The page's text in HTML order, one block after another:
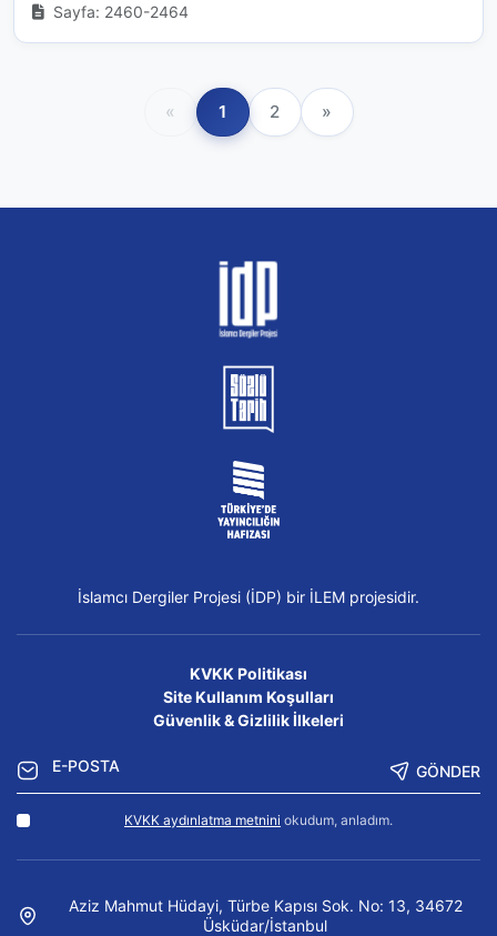
Sayfa: 2460-2464
« 1 2 »
İslamcı Dergiler Projesi (İDP) bir İLEM projesidir.
KVKK Politikası
Site Kullanım Koşulları
Güvenlik & Gizlilik İlkeleri
GÖNDER
KVKK aydınlatma metnini okudum, anladım.
Aziz Mahmut Hüdayi, Türbe Kapısı Sok. No: 13, 34672
Üsküdar/İstanbul